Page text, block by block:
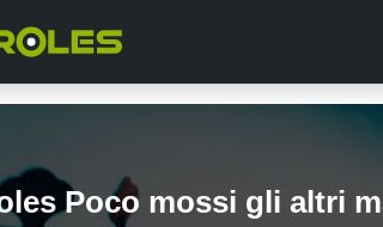
Poco mossi gli altri